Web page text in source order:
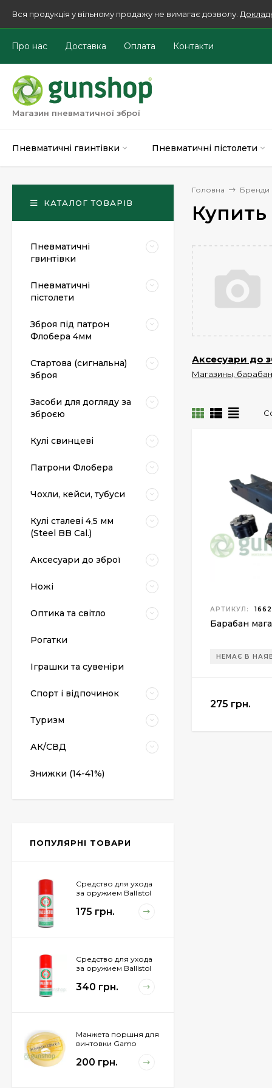
Вся продукція у вільному продажу не вимагає дозволу.
Про нас Доставка Оплата Контакти
Магазин пневматичної зброї
Пневматичні гвинтівки Пневматичні пістолети
Головна Бренди
Аксесуари до
Магазины,
АРТИКУЛ:
Барабан
НЕМАЄ В
275 грн.
КАТАЛОГ ТОВАРІВ
Пневматичні
гвинтівки
Пневматичні
пістолети
Зброя під патрон
Флобера 4мм
Стартова (сигнальна)
зброя
Засоби для догляду за
зброєю
Кулі свинцеві
Патрони Флобера
Чохли, кейси, тубуси
Кулі сталеві 4,5 мм
(Steel BB Cal.)
Аксесуари до зброї
Ножі
Оптика та світло
Рогатки
Іграшки та сувеніри
Спорт і відпочинок
Туризм
АК/СВД
Знижки (14-41%)
ПОПУЛЯРНІ ТОВАРИ
пистолет Colt Special
Средство для ухода
за оружием Ballistol
175 грн.
Средство для ухода
за оружием Ballistol
340 грн.
Манжета поршня для
винтовки Gamo
200 грн.